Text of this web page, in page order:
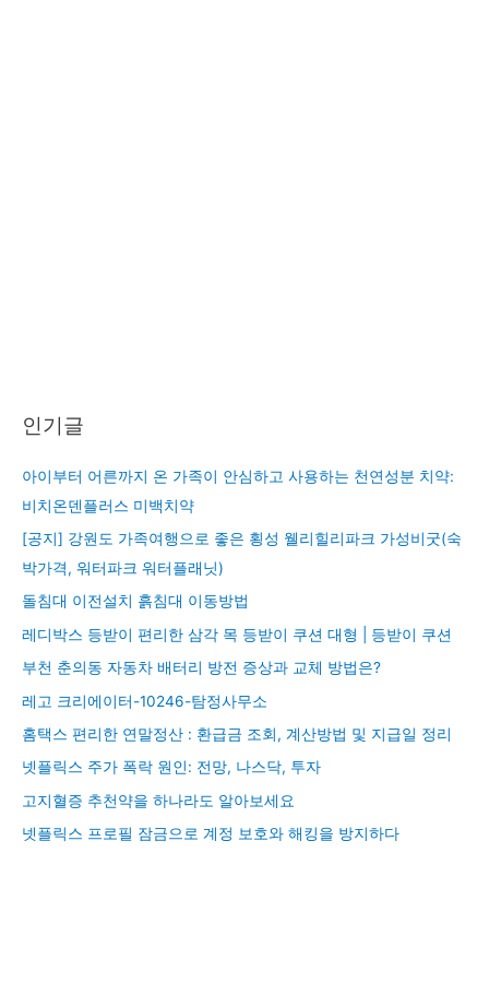
인기글
아이부터 어른까지 온 가족이 안심하고 사용하는 천연성분 치약:
비치온덴플러스 미백치약
[공지] 강원도 가족여행으로 좋은 횡성 웰리힐리파크 가성비굿(숙
박가격, 워터파크 워터플래닛)
돌침대 이전설치 흙침대 이동방법
레디박스 등받이 편리한 삼각 목 등받이 쿠션 대형 | 등받이 쿠션
부천 춘의동 자동차 배터리 방전 증상과 교체 방법은?
레고 크리에이터-10246-탐정사무소
홈택스 편리한 연말정산 : 환급금 조회, 계산방법 및 지급일 정리
넷플릭스 주가 폭락 원인: 전망, 나스닥, 투자
고지혈증 추천약을 하나라도 알아보세요
넷플릭스 프로필 잠금으로 계정 보호와 해킹을 방지하다